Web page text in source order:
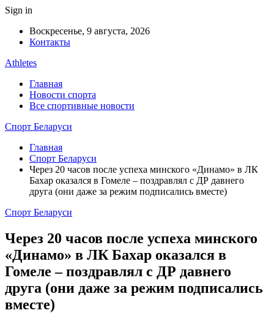
Sign in
Воскресенье, 9 августа, 2026
Контакты
Athletes
Главная
Новости спорта
Все спортивные новости
Спорт Беларуси
Главная
Спорт Беларуси
Через 20 часов после успеха минского «Динамо» в ЛК
Бахар оказался в Гомеле – поздравлял с ДР давнего
друга (они даже за режим подписались вместе)
Спорт Беларуси
Через 20 часов после успеха минского
«Динамо» в ЛК Бахар оказался в
Гомеле – поздравлял с ДР давнего
друга (они даже за режим подписались
вместе)